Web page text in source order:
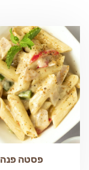
פסטה פנה